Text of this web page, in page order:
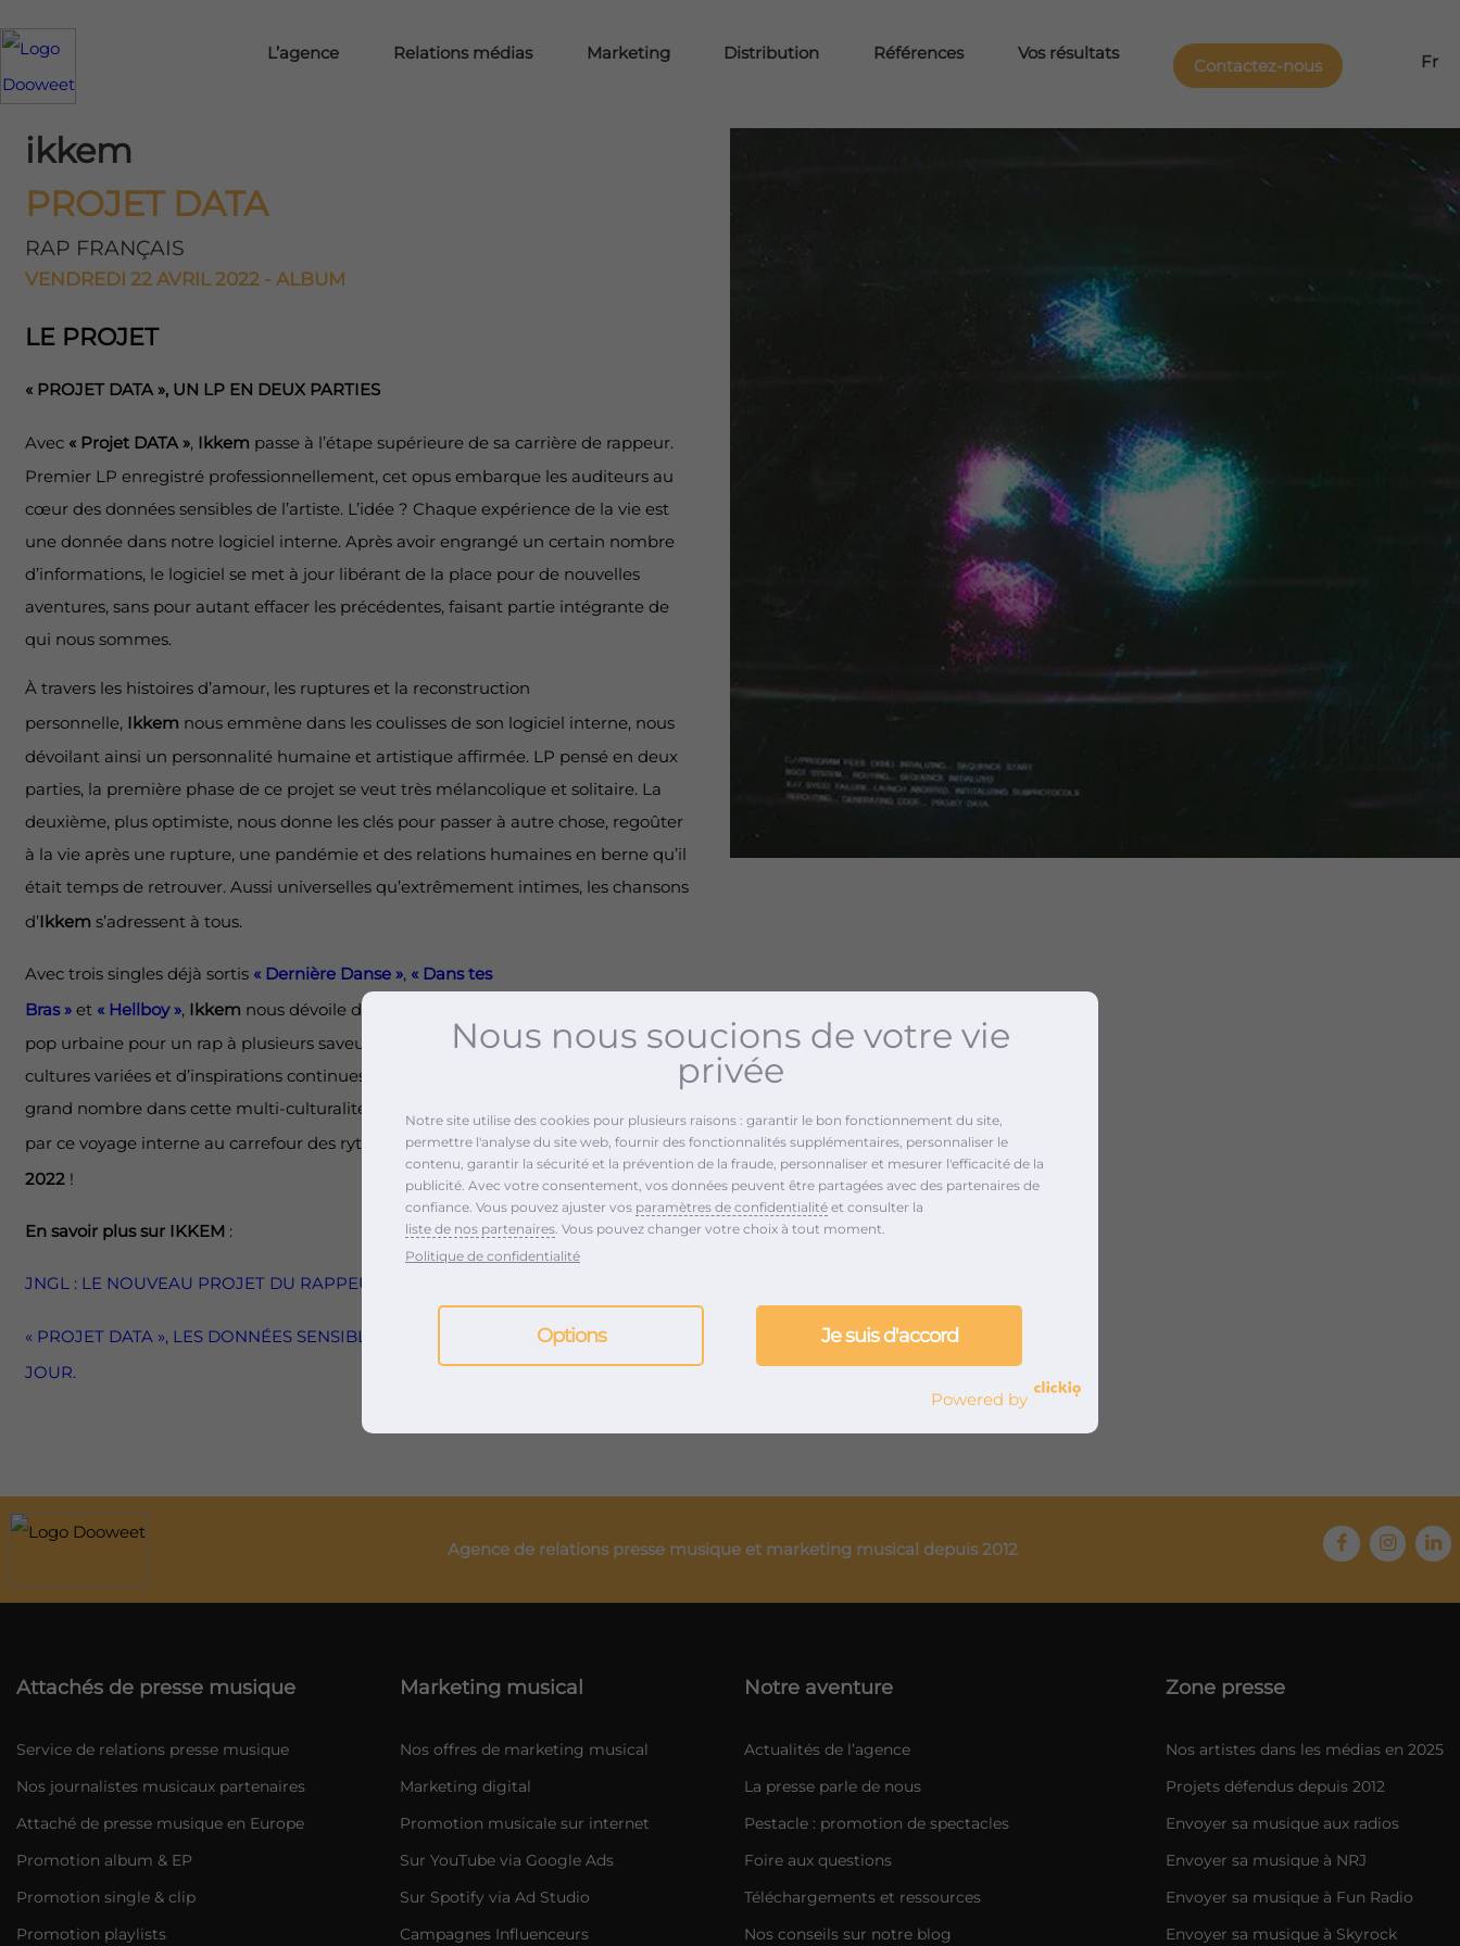
L’agence Relations médias Marketing Distribution Références Vos résultats
Contactez-nous Fr
ikkem
PROJET DATA
RAP FRANÇAIS
VENDREDI 22 AVRIL 2022 - ALBUM
LE PROJET
« PROJET DATA », UN LP EN DEUX PARTIES
Avec « Projet DATA », Ikkem passe à l’étape supérieure de sa carrière de rappeur.
Premier LP enregistré professionnellement, cet opus embarque les auditeurs au
cœur des données sensibles de l’artiste. L’idée ? Chaque expérience de la vie est
une donnée dans notre logiciel interne. Après avoir engrangé un certain nombre
d’informations, le logiciel se met à jour libérant de la place pour de nouvelles
aventures, sans pour autant effacer les précédentes, faisant partie intégrante de
qui nous sommes.
À travers les histoires d’amour, les ruptures et la reconstruction
personnelle, Ikkem nous emmène dans les coulisses de son logiciel interne, nous
dévoilant ainsi un personnalité humaine et artistique affirmée. LP pensé en deux
parties, la première phase de ce projet se veut très mélancolique et solitaire. La
deuxième, plus optimiste, nous donne les clés pour passer à autre chose, regoûter
à la vie après une rupture, une pandémie et des relations humaines en berne qu’il
était temps de retrouver. Aussi universelles qu’extrêmement intimes, les chansons
d’Ikkem s’adressent à tous.
Avec trois singles déjà sortis « Dernière Danse », « Dans tes
Bras » et « Hellboy », Ikkem nous dévoile des influences latines et trap sur fond de
pop urbaine pour un rap à plusieurs saveurs, tout à son image. Imprégné de
cultures variées et d’inspirations continues, le rappeur souhaite toucher le plus
grand nombre dans cette multi-culturalité qui le définit. Alors laissez-vous guider
par ce voyage interne au carrefour des rythmes et des sentiments dès le 22 avril
2022 !
En savoir plus sur IKKEM :
JNGL : LE NOUVEAU PROJET DU RAPPEUR IKKEM
« PROJET DATA », LES DONNÉES SENSIBLES D’IKKEM DÉVOILÉES AU GRAND
JOUR.
Agence de relations presse musique et marketing musical depuis 2012
Attachés de presse musique
Service de relations presse musique
Nos journalistes musicaux partenaires
Attaché de presse musique en Europe
Promotion album & EP
Promotion single & clip
Promotion playlists
Marketing musical
Nos offres de marketing musical
Marketing digital
Promotion musicale sur internet
Sur YouTube via Google Ads
Sur Spotify via Ad Studio
Campagnes Influenceurs
Notre aventure
Actualités de l’agence
La presse parle de nous
Pestacle : promotion de spectacles
Foire aux questions
Téléchargements et ressources
Nos conseils sur notre blog
Zone presse
Nos artistes dans les médias en 2025
Projets défendus depuis 2012
Envoyer sa musique aux radios
Envoyer sa musique à NRJ
Envoyer sa musique à Fun Radio
Envoyer sa musique à Skyrock
Nous nous soucions de votre vie
privée
Notre site utilise des cookies pour plusieurs raisons : garantir le bon fonctionnement du site,
permettre l'analyse du site web, fournir des fonctionnalités supplémentaires, personnaliser le
contenu, garantir la sécurité et la prévention de la fraude, personnaliser et mesurer l'efficacité de la
publicité. Avec votre consentement, vos données peuvent être partagées avec des partenaires de
confiance. Vous pouvez ajuster vos paramètres de confidentialité et consulter la
liste de nos partenaires . Vous pouvez changer votre choix à tout moment.
Politique de confidentialité
Options Je suis d'accord
Powered by